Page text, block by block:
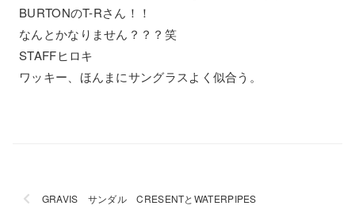
BURTONのT-Rさん！！
なんとかなりません？？？笑
STAFFヒロキ
ワッキー、ほんまにサングラスよく似合う。
GRAVIS サンダル CRESENTとWATERPIPES